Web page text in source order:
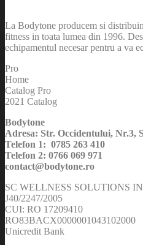
La Bodytone producem si
fitness in toata lumea din 1996.
echipamentul necesar pentru a va
Pro
Home
Catalog Pro
2021 Catalog
Bodytone
Adresa: Str. Occidentului, Nr.3,
Telefon 1: 0785 263 410
Telefon 2: 0766 069 971
contact@bodytone.ro
SC WELLNESS SOLUTIONS
J40/2247/2005
CUI: RO 17209410
RO83BACX0000001043102000
Unicredit Bank